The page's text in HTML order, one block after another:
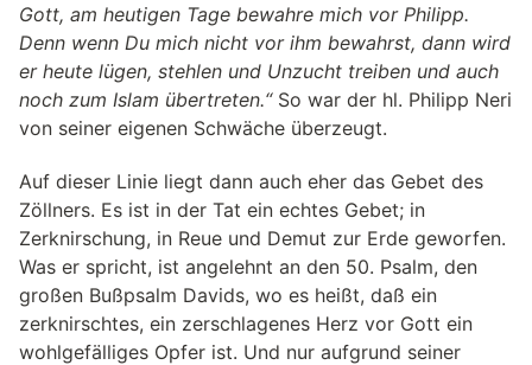
Gott, am heutigen Tage bewahre mich vor Philipp.
Denn wenn Du mich nicht vor ihm bewahrst, dann wird
er heute lügen, stehlen und Unzucht treiben und auch
noch zum Islam übertreten.“So war der hl. Philipp Neri
von seiner eigenen Schwäche überzeugt.
Auf dieser Linie liegt dann auch eher das Gebet des
Zöllners. Es ist in der Tat ein echtes Gebet; in
Zerknirschung, in Reue und Demut zur Erde geworfen.
Was er spricht, ist angelehnt an den 50. Psalm, den
großen Bußpsalm Davids, wo es heißt, daß ein
zerknirschtes, ein zerschlagenes Herz vor Gott ein
wohlgefälliges Opfer ist. Und nur aufgrund seiner